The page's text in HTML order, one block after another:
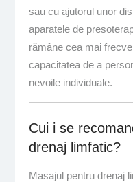
sau cu ajutorul unor
aparatele de
rămâne cea mai
capacitatea de a
nevoile individuale.
Cui i se
drenaj limfatic?
Masajul pentru drenaj